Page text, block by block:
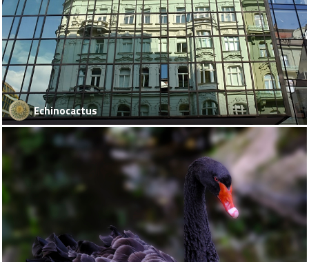
Echinocactus